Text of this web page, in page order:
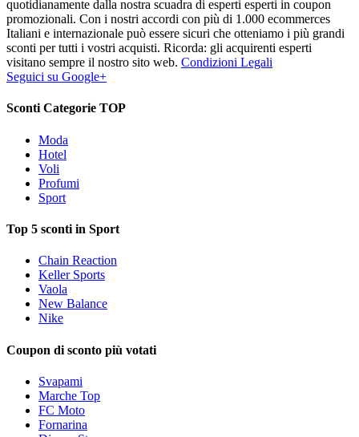
quotidianamente dalla nostra scuadra di esperti esperti in coupon
promozionali. Con i nostri accordi con più di 1.000 ecommerces
Italiani e internazionale può essere sicuri che otteniamo i più grandi
sconti per tutti i vostri acquisti. Ricorda: gli acquirenti esperti
visitano sempre il nostro sito web. Condizioni Legali
Seguici su Google+
Sconti Categorie TOP
Moda
Hotel
Voli
Profumi
Sport
Top 5 sconti in Sport
Chain Reaction
Keller Sports
Vaola
New Balance
Nike
Coupon di sconto più votati
Svapami
Marche Top
FC Moto
Fornarina